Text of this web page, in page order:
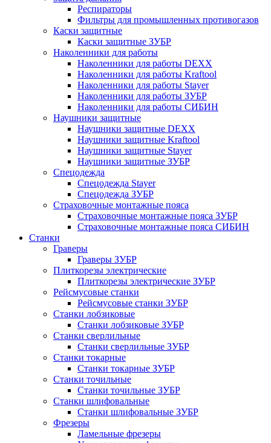
Респираторы
Фильтры для промышленных противогазов
Каски защитные
Каски защитные ЗУБР
Наколенники для работы
Наколенники для работы DEXX
Наколенники для работы Kraftool
Наколенники для работы Stayer
Наколенники для работы ЗУБР
Наколенники для работы СИБИН
Наушники защитные
Наушники защитные DEXX
Наушники защитные Kraftool
Наушники защитные Stayer
Наушники защитные ЗУБР
Спецодежда
Спецодежда Stayer
Спецодежда ЗУБР
Страховочные монтажные пояса
Страховочные монтажные пояса ЗУБР
Страховочные монтажные пояса СИБИН
Станки
Граверы
Граверы ЗУБР
Плиткорезы электрические
Плиткорезы электрические ЗУБР
Рейсмусовые станки
Рейсмусовые станки ЗУБР
Станки лобзиковые
Станки лобзиковые ЗУБР
Станки сверлильные
Станки сверлильные ЗУБР
Станки токарные
Станки токарные ЗУБР
Станки точильные
Станки точильные ЗУБР
Станки шлифовальные
Станки шлифовальные ЗУБР
Фрезеры
Ламельные фрезеры